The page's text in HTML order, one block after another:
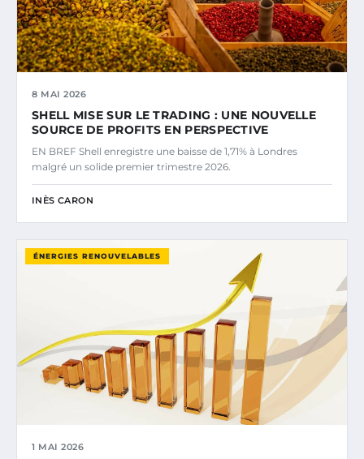
8 MAI 2026
SHELL MISE SUR LE TRADING : UNE NOUVELLE
SOURCE DE PROFITS EN PERSPECTIVE
EN BREF Shell enregistre une baisse de 1,71% à Londres
malgré un solide premier trimestre 2026.
INÈS CARON
ÉNERGIES RENOUVELABLES
1 MAI 2026